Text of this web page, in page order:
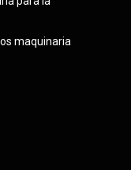
maquinaria